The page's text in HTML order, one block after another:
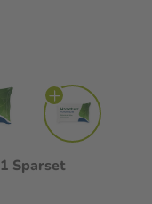
Sparset